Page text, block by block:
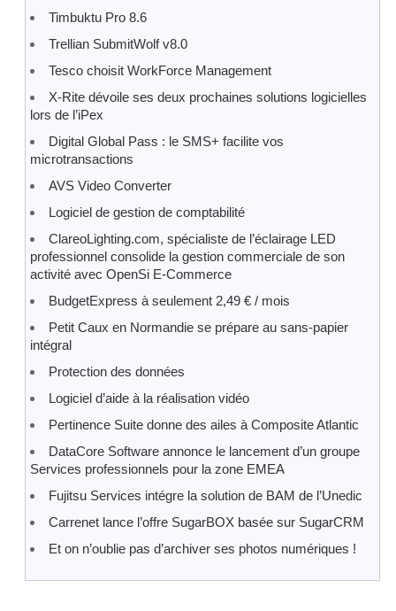
Timbuktu Pro 8.6
Trellian SubmitWolf v8.0
Tesco choisit WorkForce Management
X-Rite dévoile ses deux prochaines solutions logicielles
lors de l’iPex
Digital Global Pass : le SMS+ facilite vos
microtransactions
AVS Video Converter
Logiciel de gestion de comptabilité
ClareoLighting.com, spécialiste de l’éclairage LED
professionnel consolide la gestion commerciale de son
activité avec OpenSi E-Commerce
BudgetExpress à seulement 2,49 € / mois
Petit Caux en Normandie se prépare au sans-papier
intégral
Protection des données
Logiciel d’aide à la réalisation vidéo
Pertinence Suite donne des ailes à Composite Atlantic
DataCore Software annonce le lancement d’un groupe
Services professionnels pour la zone EMEA
Fujitsu Services intégre la solution de BAM de l’Unedic
Carrenet lance l’offre SugarBOX basée sur SugarCRM
Et on n’oublie pas d’archiver ses photos numériques !